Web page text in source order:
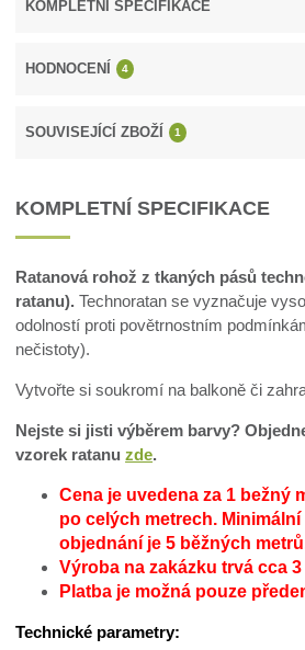
KOMPLETNÍ SPECIFIKACE
HODNOCENÍ 4
SOUVISEJÍCÍ ZBOŽÍ 1
KOMPLETNÍ SPECIFIKACE
Ratanová rohož z tkaných pásů
ratanu). Technoratan se vyznačuje
odolností proti povětrnostním
nečistoty).
Vytvořte si soukromí na balkoně či
Nejste si jisti výběrem barvy?
vzorek ratanuzde.
Cena je uvedena za 1 bežný
po celých metrech.
objednání je 5 běžných
Výroba na zakázku trvá cca
Platba je možná pouze
Technické parametry: